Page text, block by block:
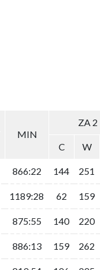
MIN
ZA 2
C W
866:22 144 251
1189:28 62 159
875:55 140 220
886:13 159 262
MIN
ZA 2
C W
866:22 144 251
1189:28 62 159
875:55 140 220
886:13 159 262